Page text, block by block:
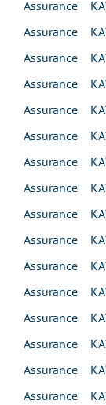
Assurance
Assurance
Assurance
Assurance
Assurance
Assurance
Assurance
Assurance
Assurance
Assurance
Assurance
Assurance
Assurance
Assurance
Assurance
Assurance